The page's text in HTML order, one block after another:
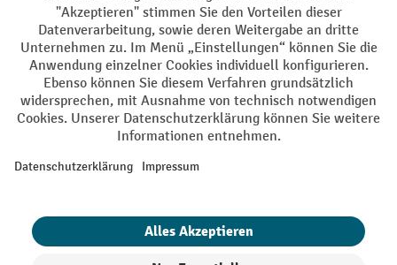
Impressum Datenschutz
Barrierefreiheit Grounding Page Privacy Settings
Alle Preise exkl. gesetzl. Mehrwertsteuer zzgl.Versandkostenund ggf.
Nachnahmegebühren, wenn nicht anders angegeben.
¹ Der Rabatt gilt so lange der Vorrat reicht. Der Rabatt gilt nicht auf
oder Gutscheinen ist nicht möglich. | ² Der Rabatt wird einmalig bei
eingelöst werden. Die Höhe des Rabatts variiert je nach
Produktkategorie und beträgt bis zu 10 % (10 % auf Lager, Umwelt,